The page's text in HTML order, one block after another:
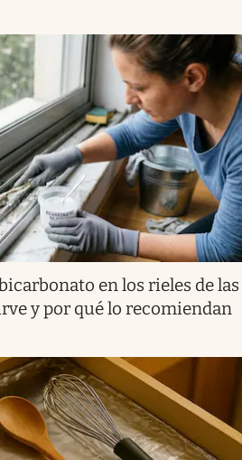
en los rieles de las
y por qué lo recomiendan